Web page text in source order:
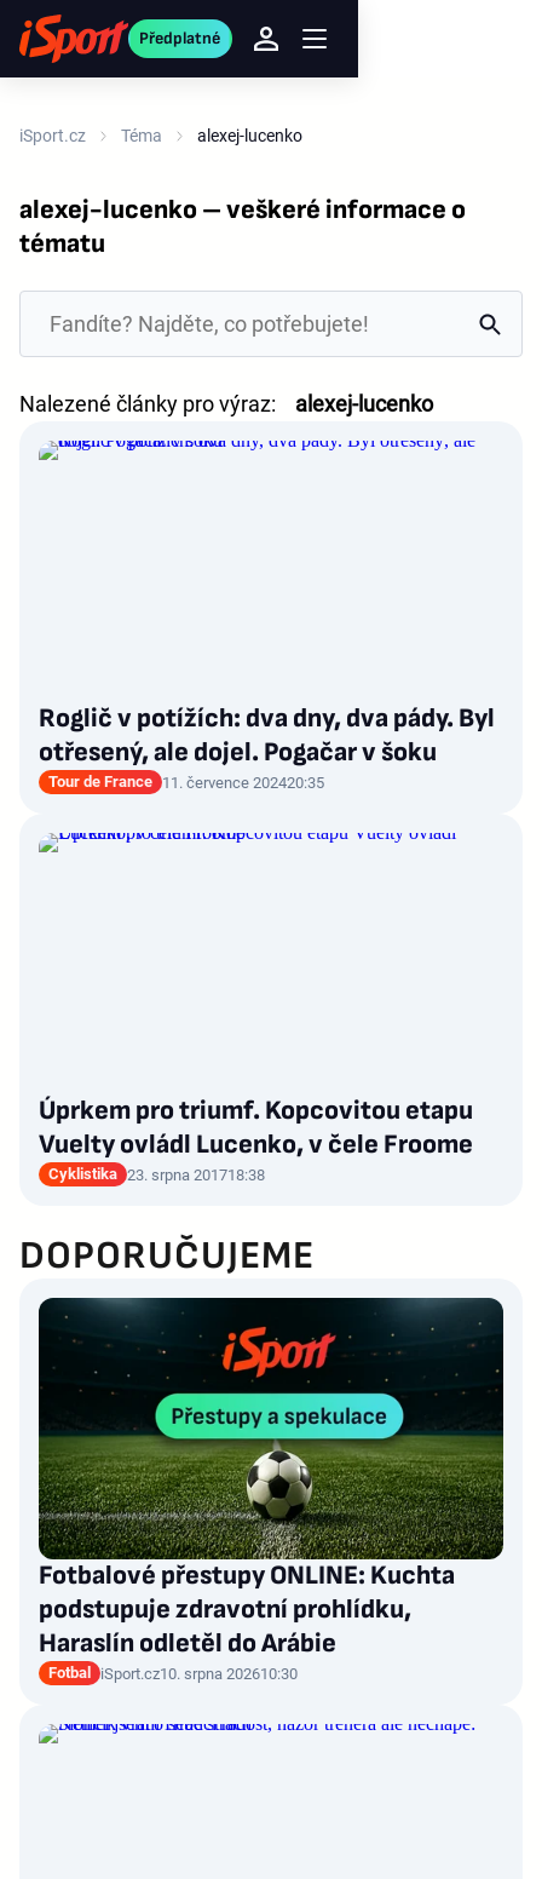
Předplatné
iSport.cz Téma alexej-lucenko
alexej-lucenko – veškeré informace o
tématu
Nalezené články pro výraz: alexej-lucenko
Roglič v potížích: dva dny, dva pády. Byl
otřesený, ale dojel. Pogačar v šoku
Tour de France 11. července 202420:35
Úprkem pro triumf. Kopcovitou etapu
Vuelty ovládl Lucenko, v čele Froome
Cyklistika 23. srpna 201718:38
DOPORUČUJEME
Fotbalové přestupy ONLINE: Kuchta
podstupuje zdravotní prohlídku,
Haraslín odletěl do Arábie
Fotbal iSport.cz10. srpna 202610:30